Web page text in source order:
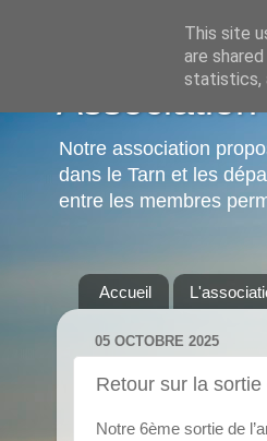
Notre association
dans le Tarn et les
entre les membres
Accueil
05 OCTOBRE 2025
Retour sur la
Notre 6ème sortie de
This site
are
statistics,